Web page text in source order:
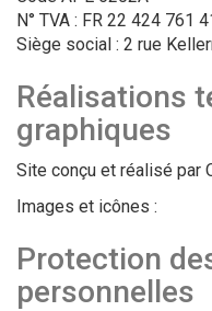
N° TVA : FR 22 424 761
Siège social : 2 rue
Réalisations
graphiques
Site conçu et réalisé par
Images et icônes :
Protection
personnelles